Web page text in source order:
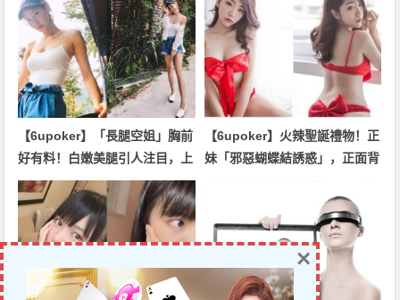
【6upoker】「長腿空姐」胸前
好有料！白嫩美腿引人注目，上
圍也來勢洶洶！
【6upoker】火辣聖誕禮物！正
妹「邪惡蝴蝶結誘惑」，正面背
×